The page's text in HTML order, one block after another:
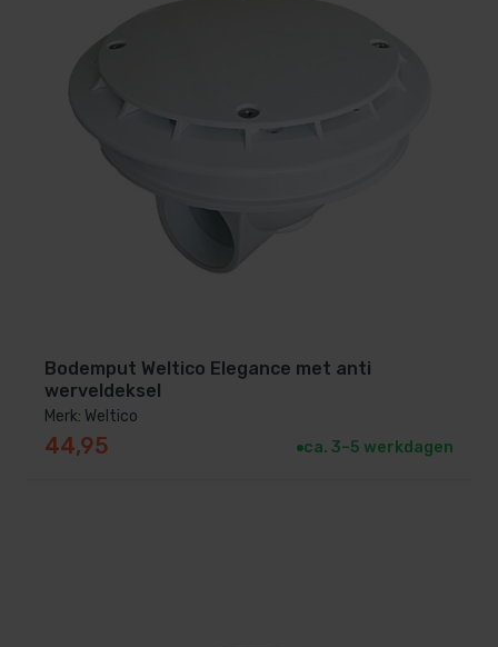
Bodemput Weltico Elegance met anti
werveldeksel
Merk: Weltico
44,95 ca. 3–5 werkdagen